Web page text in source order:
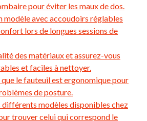
pour éviter les maux de dos.
modèle avec accoudoirs réglables
lors de longues sessions de
des matériaux et assurez-vous
et faciles à nettoyer.
le fauteuil est ergonomique pour
de posture.
différents modèles disponibles chez
trouver celui qui correspond le